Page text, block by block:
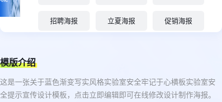
招聘海报 立夏海报 促销海报
模版介绍
这是一张关于蓝色渐变写实风格实验室安全牢记于心横板实验室安
全提示宣传设计模板，点击立即编辑即可在线修改设计制作海报。